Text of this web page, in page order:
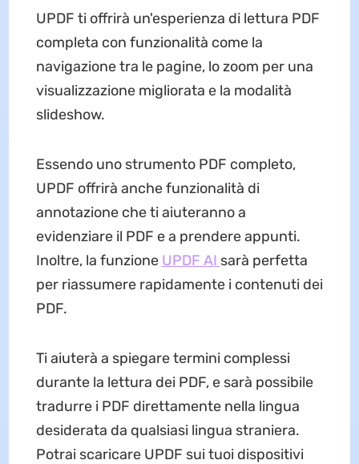
UPDF ti offrirà un'esperienza di lettura PDF
completa con funzionalità come la
navigazione tra le pagine, lo zoom per una
visualizzazione migliorata e la modalità
slideshow.
Essendo uno strumento PDF completo,
UPDF offrirà anche funzionalità di
annotazione che ti aiuteranno a
evidenziare il PDF e a prendere appunti.
Inoltre, la funzione UPDF AI sarà perfetta
per riassumere rapidamente i contenuti dei
PDF.
Ti aiuterà a spiegare termini complessi
durante la lettura dei PDF, e sarà possibile
tradurre i PDF direttamente nella lingua
desiderata da qualsiasi lingua straniera.
Potrai scaricare UPDF sui tuoi dispositivi